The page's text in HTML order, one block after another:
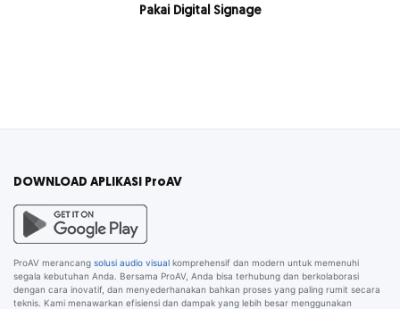
Pakai Digital Signage
DOWNLOAD APLIKASI ProAV
ProAV merancang solusi audio visual komprehensif dan modern untuk memenuhi
segala kebutuhan Anda. Bersama ProAV, Anda bisa terhubung dan berkolaborasi
dengan cara inovatif, dan menyederhanakan bahkan proses yang paling rumit secara
teknis. Kami menawarkan efisiensi dan dampak yang lebih besar menggunakan